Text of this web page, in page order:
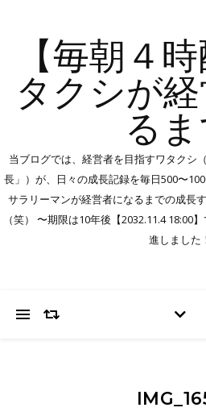
【毎朝４
タクシが
る
当ブログでは、経営者を目指すワタクシ
長」）が、日々の成長記録を毎日500〜
サラリーマンが経営者になるまでの成長
（笑） 〜期限は10年後【2032.11.4 18:00
進しました